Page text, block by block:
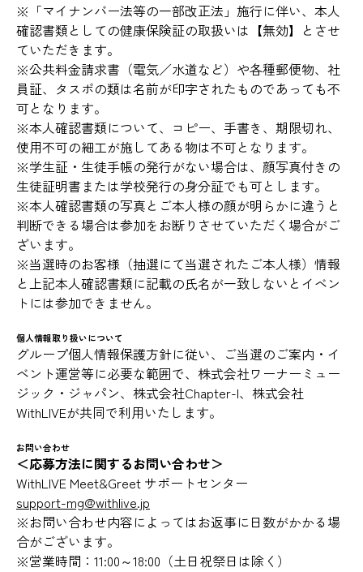
※「マイナンバー法等の一部改正法」施行に伴い、本人
確認書類としての健康保険証の取扱いは【無効】とさせ
ていただきます。
※公共料金請求書（電気／水道など）や各種郵便物、社
員証、タスポの類は名前が印字されたものであっても不
可となります。
※本人確認書類について、コピー、手書き、期限切れ、
使用不可の細工が施してある物は不可となります。
※学生証・生徒手帳の発行がない場合は、顔写真付きの
生徒証明書または学校発行の身分証でも可とします。
※本人確認書類の写真とご本人様の顔が明らかに違うと
判断できる場合は参加をお断りさせていただく場合がご
ざいます。
※当選時のお客様（抽選にて当選されたご本人様）情報
と上記本人確認書類に記載の氏名が一致しないとイベン
トには参加できません。
個人情報取り扱いについて
グループ個人情報保護方針に従い、ご当選のご案内・イ
ベント運営等に必要な範囲で、株式会社ワーナーミュー
ジック・ジャパン、株式会社Chapter-I、株式会社
WithLIVEが共同で利用いたします。
お問い合わせ
＜応募方法に関するお問い合わせ＞
WithLIVE Meet&Greet サポートセンター
support-mg@withlive.jp
※お問い合わせ内容によってはお返事に日数がかかる場
合がございます。
※営業時間：11:00～18:00（土日祝祭日は除く）